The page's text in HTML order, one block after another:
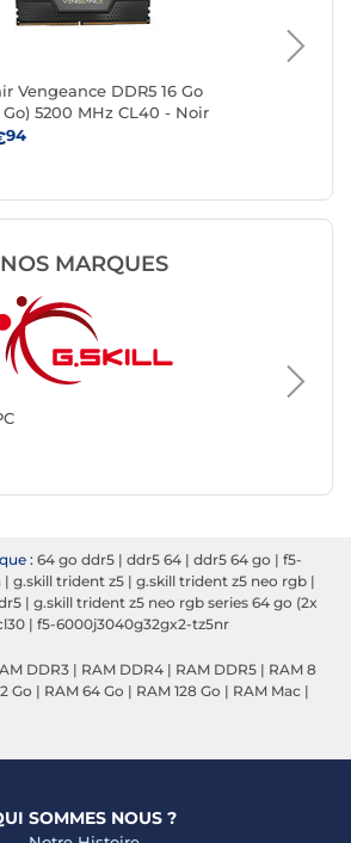
Vengeance DDR5 16 Go
Go) 5200 MHz CL40 - Noir
94
NOS MARQUES
: 64 go ddr5 | ddr5 64 | ddr5 64 go | f5-
| g.skill trident z5 | g.skill trident z5 neo rgb |
| g.skill trident z5 neo rgb series 64 go (2x
| f5-6000j3040g32gx2-tz5nr
DDR3 | RAM DDR4 | RAM DDR5 | RAM 8
Go | RAM 64 Go | RAM 128 Go | RAM Mac |
SOMMES NOUS ?